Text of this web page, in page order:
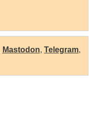
Mastodon, Telegram,